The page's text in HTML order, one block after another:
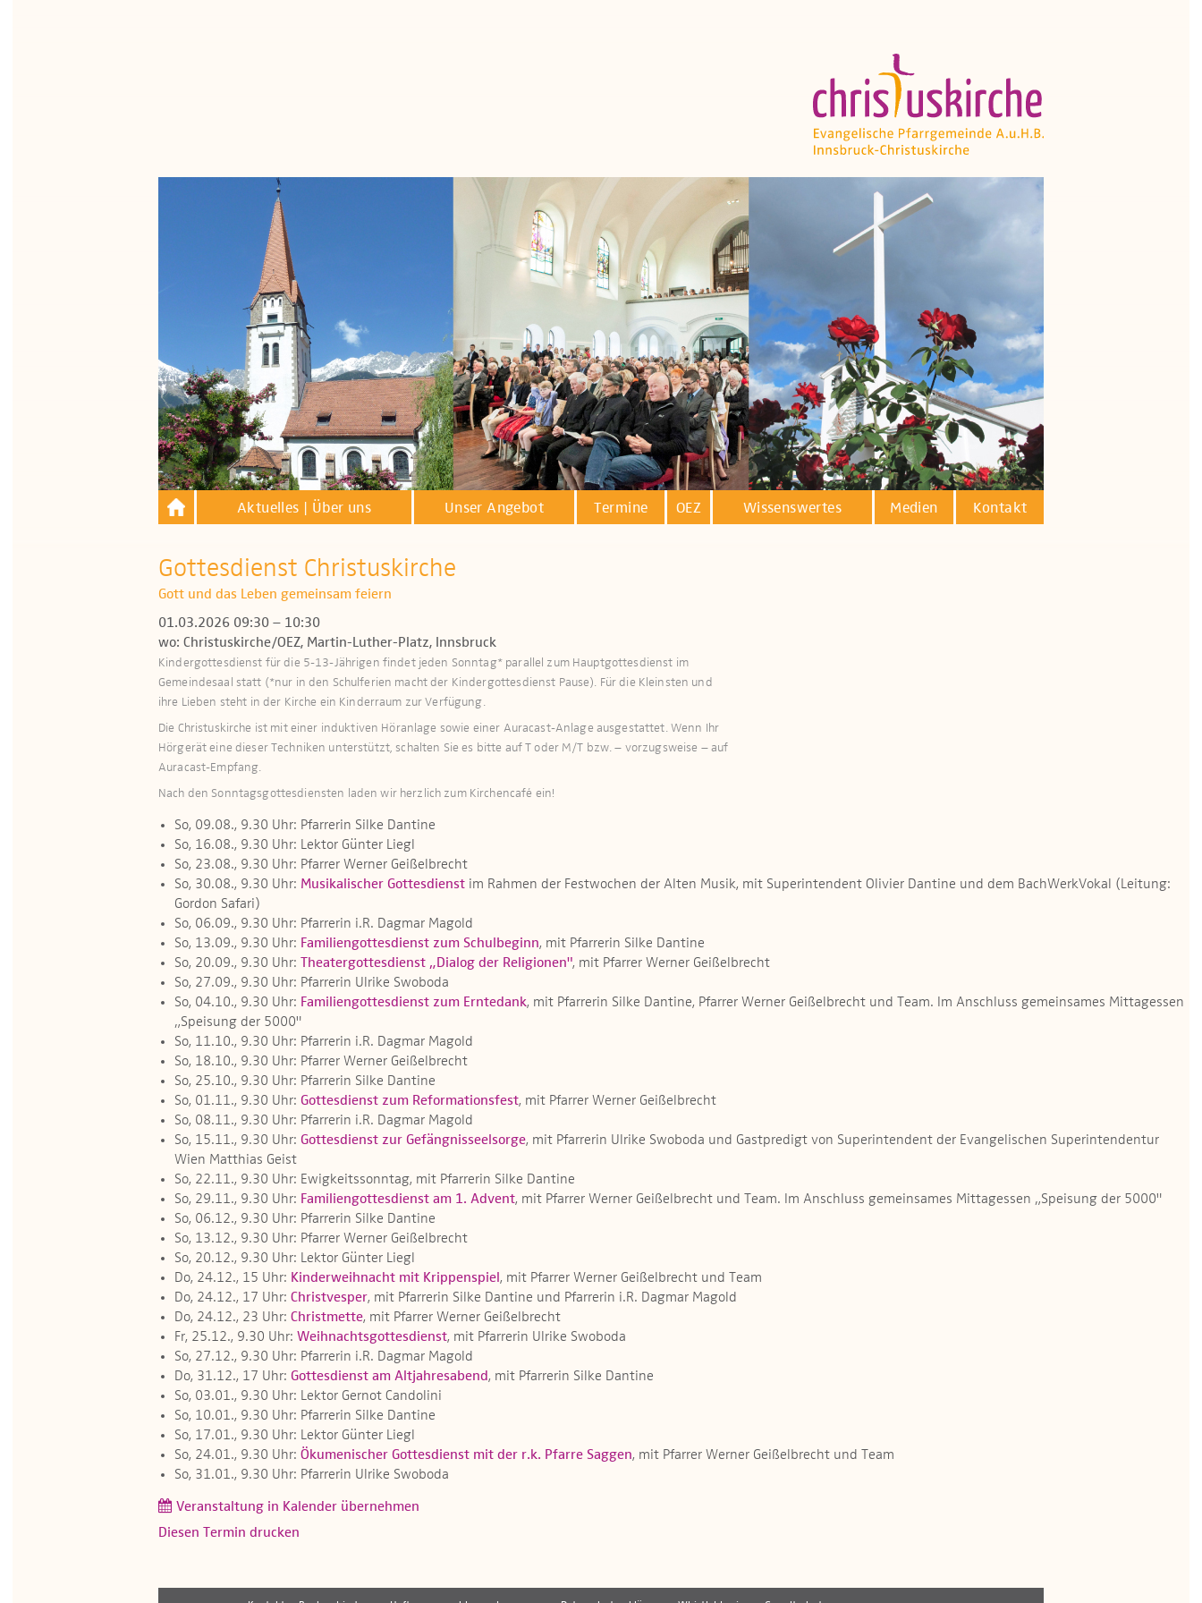
Aktuelles | Über uns Unser Angebot Termine OEZ Wissenswertes Medien Kontakt
Gottesdienst Christuskirche
Gott und das Leben gemeinsam feiern
01.03.2026 09:30 – 10:30
wo: Christuskirche/OEZ, Martin-Luther-Platz, Innsbruck
Kindergottesdienst für die 5-13-Jährigen findet jeden Sonntag* parallel zum Hauptgottesdienst im
Gemeindesaal statt (*nur in den Schulferien macht der Kindergottesdienst Pause). Für die Kleinsten und
ihre Lieben steht in der Kirche ein Kinderraum zur Verfügung.​​​
Die Christuskirche ist mit einer induktiven Höranlage sowie einer Auracast-Anlage ausge­stattet. Wenn Ihr
Hör­gerät eine dieser Techniken unterstützt, schalten Sie es bitte auf T oder M/T bzw. – vorzugsweise – auf
Auracast-Empfang.
Nach den Sonntagsgottesdiensten laden wir herzlich zum Kirchencafé ein!
So, 09.08., 9.30 Uhr: Pfarrerin Silke Dantine
So, 16.08., 9.30 Uhr: Lektor Günter Liegl
So, 23.08., 9.30 Uhr: Pfarrer Werner Geißelbrecht
So, 30.08., 9.30 Uhr: Musikalischer Gottesdienst im Rahmen der Festwochen der Alten Musik, mit Superintendent Olivier Dantine und dem BachWerkVokal (Leitung:
Gordon Safari)
So, 06.09., 9.30 Uhr: Pfarrerin i.R. Dagmar Magold
So, 13.09., 9.30 Uhr: Familiengottesdienst zum Schulbeginn, mit Pfarrerin Silke Dantine
So, 20.09., 9.30 Uhr:
Theatergottesdienst „Dialog der Religionen", mit Pfarrer Werner Geißelbrecht
So, 27.09., 9.30 Uhr: Pfarrerin Ulrike Swoboda
So, 04.10., 9.30 Uhr: Familiengottesdienst zum Erntedank, mit Pfarrerin Silke Dantine, Pfarrer Werner Geißelbrecht und Team. Im Anschluss gemeinsames Mittagessen
„Speisung der 5000"
So, 11.10., 9.30 Uhr: Pfarrerin i.R. Dagmar Magold
So, 18.10., 9.30 Uhr: Pfarrer Werner Geißelbrecht
So, 25.10., 9.30 Uhr: Pfarrerin Silke Dantine
So, 01.11., 9.30 Uhr: Gottesdienst zum Reformationsfest, mit Pfarrer Werner Geißelbrecht
So, 08.11., 9.30 Uhr: Pfarrerin i.R. Dagmar Magold
So, 15.11., 9.30 Uhr: Gottesdienst zur Gefängnisseelsorge, mit Pfarrerin Ulrike Swoboda und Gastpredigt von Superintendent der Evangelischen Superintendentur
Wien Matthias Geist
So, 22.11., 9.30 Uhr: Ewigkeitssonntag, mit Pfarrerin Silke Dantine
So, 29.11., 9.30 Uhr: Familiengottesdienst am 1. Advent, mit Pfarrer Werner Geißelbrecht und Team. Im Anschluss gemeinsames Mittagessen „Speisung der 5000"
So, 06.12., 9.30 Uhr: Pfarrerin Silke Dantine
So, 13.12., 9.30 Uhr: Pfarrer Werner Geißelbrecht
So, 20.12., 9.30 Uhr: Lektor Günter Liegl
Do, 24.12., 15 Uhr: Kinderweihnacht mit Krippenspiel , mit Pfarrer Werner Geißelbrecht und Team
Do, 24.12., 17 Uhr: Christvesper, mit Pfarrerin Silke Dantine und Pfarrerin i.R. Dagmar Magold
Do, 24.12., 23 Uhr: Christmette, mit Pfarrer Werner Geißelbrecht
Fr, 25.12., 9.30 Uhr: Weihnachtsgottesdienst, mit Pfarrerin Ulrike Swoboda
So, 27.12., 9.30 Uhr: Pfarrerin i.R. Dagmar Magold
Do, 31.12., 17 Uhr: Gottesdienst am Altjahresabend, mit Pfarrerin Silke Dantine
So, 03.01., 9.30 Uhr: Lektor Gernot Candolini
So, 10.01., 9.30 Uhr: Pfarrerin Silke Dantine
So, 17.01., 9.30 Uhr: Lektor Günter Liegl
So, 24.01., 9.30 Uhr: Ökumenischer Gottesdienst mit der r.k. Pfarre Saggen, mit Pfarrer Werner Geißelbrecht und Team
So, 31.01., 9.30 Uhr: Pfarrerin Ulrike Swoboda
Veranstaltung in Kalender übernehmen
Diesen Termin drucken